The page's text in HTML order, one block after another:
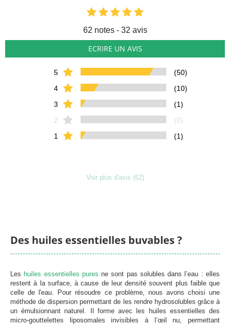
62 notes - 32 avis
ECRIRE UN AVIS
5
(50)
4
(10)
3
(1)
2
(0)
1
(1)
Voir plus d'avis (62)
Chargement
Des huiles essentielles buvables ?
Les huiles essentielles pures ne sont pas solubles dans l’eau : elles
restent à la surface, à cause de leur densité souvent plus faible que
celle de l'eau. Pour résoudre ce problème, nous avons choisi une
méthode de dispersion permettant de les rendre hydrosolubles grâce à
un émulsionnant naturel. Il forme avec les huiles essentielles des
micro-gouttelettes liposomales invisibles à l’œil nu, permettant